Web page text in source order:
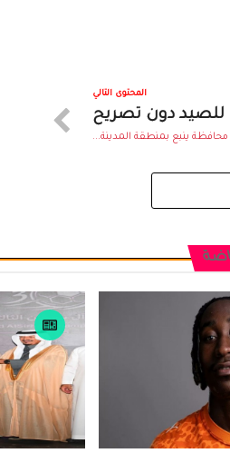
المحتوى التالي
دون تصريح
ينبع بمنطقة المدينة...